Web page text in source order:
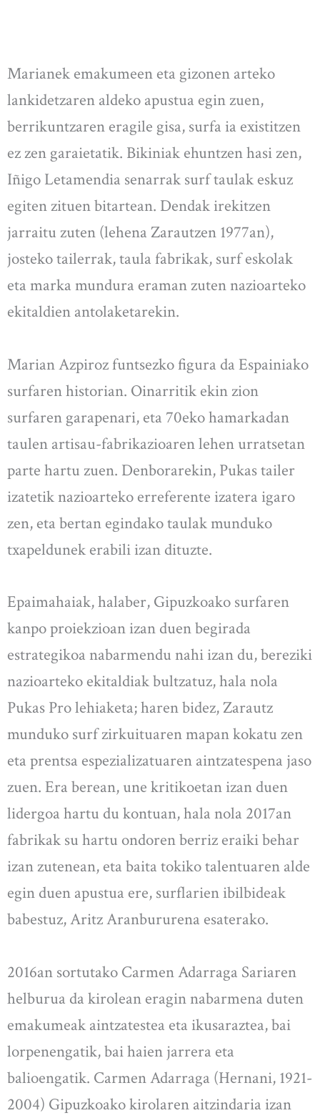
Marianek emakumeen eta gizonen arteko
lankidetzaren aldeko apustua egin zuen,
berrikuntzaren eragile gisa, surfa ia existitzen
ez zen garaietatik. Bikiniak ehuntzen hasi zen,
Iñigo Letamendia senarrak surf taulak eskuz
egiten zituen bitartean. Dendak irekitzen
jarraitu zuten (lehena Zarautzen 1977an),
josteko tailerrak, taula fabrikak, surf eskolak
eta marka mundura eraman zuten nazioarteko
ekitaldien antolaketarekin.
Marian Azpiroz funtsezko figura da Espainiako
surfaren historian. Oinarritik ekin zion
surfaren garapenari, eta 70eko hamarkadan
taulen artisau-fabrikazioaren lehen urratsetan
parte hartu zuen. Denborarekin, Pukas tailer
izatetik nazioarteko erreferente izatera igaro
zen, eta bertan egindako taulak munduko
txapeldunek erabili izan dituzte.
Epaimahaiak, halaber, Gipuzkoako surfaren
kanpo proiekzioan izan duen begirada
estrategikoa nabarmendu nahi izan du, bereziki
nazioarteko ekitaldiak bultzatuz, hala nola
Pukas Pro lehiaketa; haren bidez, Zarautz
munduko surf zirkuituaren mapan kokatu zen
eta prentsa espezializatuaren aintzatespena jaso
zuen. Era berean, une kritikoetan izan duen
lidergoa hartu du kontuan, hala nola 2017an
fabrikak su hartu ondoren berriz eraiki behar
izan zutenean, eta baita tokiko talentuaren alde
egin duen apustua ere, surflarien ibilbideak
babestuz, Aritz Aranbururena esaterako.
2016an sortutako Carmen Adarraga Sariaren
helburua da kirolean eragin nabarmena duten
emakumeak aintzatestea eta ikusaraztea, bai
lorpenengatik, bai haien jarrera eta
balioengatik. Carmen Adarraga (Hernani, 1921-
2004) Gipuzkoako kirolaren aitzindaria izan